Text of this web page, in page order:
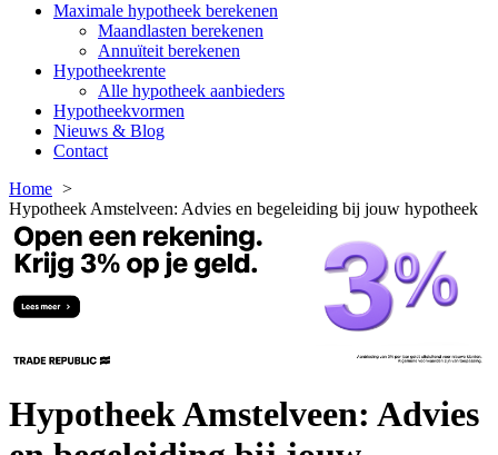
Maximale hypotheek berekenen
Maandlasten berekenen
Annuïteit berekenen
Hypotheekrente
Alle hypotheek aanbieders
Hypotheekvormen
Nieuws & Blog
Contact
Home
Hypotheek Amstelveen: Advies en begeleiding bij jouw hypotheek
Hypotheek Amstelveen: Advies